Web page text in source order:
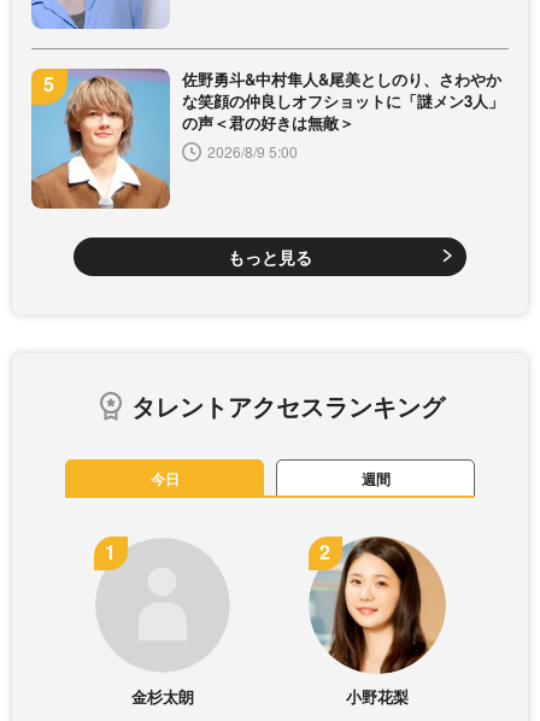
佐野勇斗&中村隼人&尾美としのり、さわやか
な笑顔の仲良しオフショットに「謎メン3人」
の声＜君の好きは無敵＞
2026/8/9 5:00
もっと見る
タレントアクセスランキング
今日 週間
金杉太朗 小野花梨